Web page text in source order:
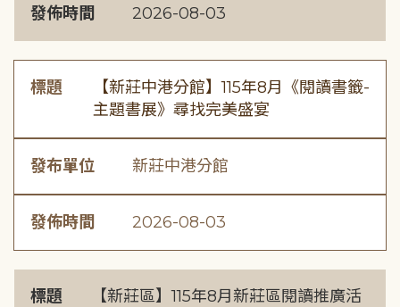
發佈時間 2026-08-03
標題
【新莊中港分館】115年8月《閱讀書籤-
主題書展》尋找完美盛宴
發布單位 新莊中港分館
發佈時間 2026-08-03
標題
【新莊區】115年8月新莊區閱讀推廣活